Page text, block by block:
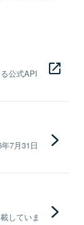
公式API
7月31日
していま